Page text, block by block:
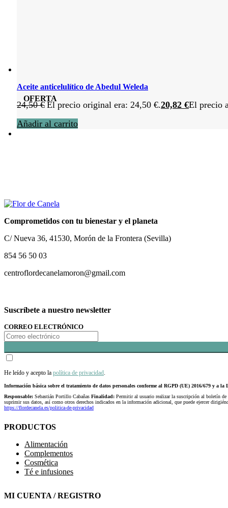
OFERTA
Aceite anticelulítico de Abedul Weleda
24,50€ El precio original era: 24,50 €.20,82 €El precio
Añadir al carrito
Comprometidos con tu bienestar y el planeta
C/ Nueva 36, 41530, Morón de la Frontera (Sevilla)
854 56 50 03
centroflordecanelamoron@gmail.com
Suscríbete a nuestro newsletter
CORREO ELECTRÓNICO
He leído y acepto la política de privacidad
Información básica sobre el tratamiento de datos personales conforme al RGPD (UE) 2016/679 y a la
Responsable: Sebastián Portillo Cabañas Finalidad: Permitir al usuario realizar la suscripción al boletín
suprimir sus datos, así como otros derechos indicados en la información adicional, que puede ejercer
https://flordecanela.es/politica-de-privacidad
PRODUCTOS
Alimentación
Complementos
Cosmética
Té e infusiones
MI CUENTA / REGISTRO